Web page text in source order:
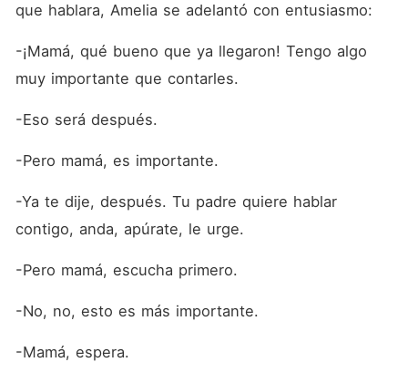
que hablara, Amelia se adelantó con entusiasmo:
-¡Mamá, qué bueno que ya llegaron! Tengo algo
muy importante que contarles.
-Eso será después.
-Pero mamá, es importante.
-Ya te dije, después. Tu padre quiere hablar
contigo, anda, apúrate, le urge.
-Pero mamá, escucha primero.
-No, no, esto es más importante.
-Mamá, espera.